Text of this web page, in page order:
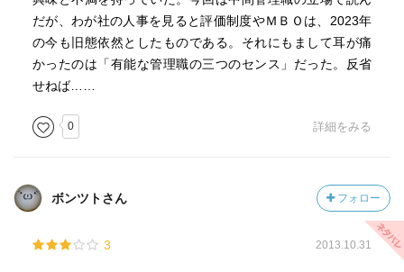
だが、わが社の人事を見ると評価制度やＭＢＯは、2023年
の今も旧態依然としたものである。それにもまして耳が痛
かったのは「有能な管理職の三つのセンス」だった。反省
せねば……
0 詳細をみる
ボンツトさん フォロー
3 2013.10.31